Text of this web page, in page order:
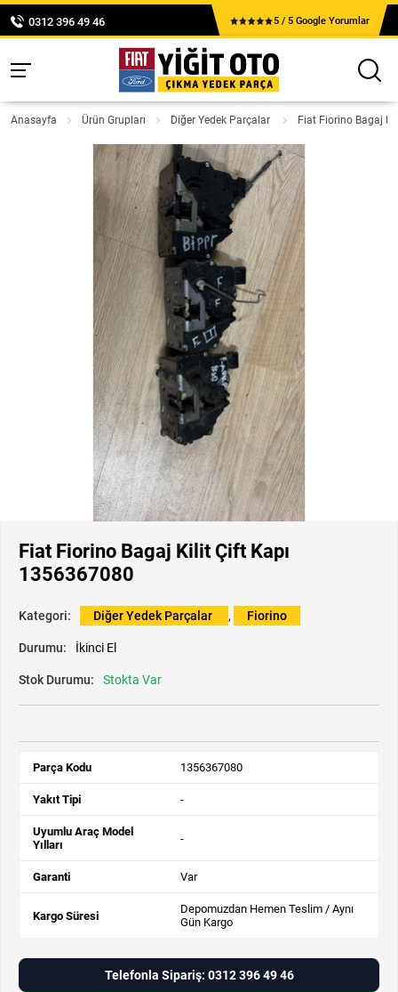
0312 396 49 46 5 / 5 Google Yorumlar
Anasayfa Ürün Grupları Diğer Yedek Parçalar Fiat Fiorino Bagaj
Fiat Fiorino Bagaj Kilit Çift Kapı
1356367080
Kategori: Diğer Yedek Parçalar , Fiorino
Durumu: İkinci El
Stok Durumu: Stokta Var
Parça Kodu 1356367080
Yakıt Tipi -
Uyumlu Araç Model
Yılları
-
Garanti Var
Kargo Süresi
Depomuzdan Hemen Teslim / Aynı
Gün Kargo
Telefonla Sipariş: 0312 396 49 46